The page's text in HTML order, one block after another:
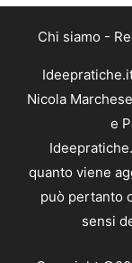
Chi siamo -
Nicola
e
quanto viene
può pertanto
sensi